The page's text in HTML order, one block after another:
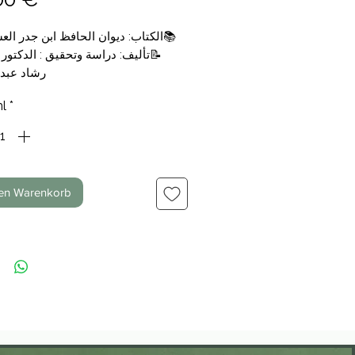
📚الكتاب: ديوان الحافظ ابن جدر
📝تأليف: دراسة وتحقيق :
رشاد عبد
🗞الناشر: دار
💰السعر: 14,00 €
*
Warenkorb